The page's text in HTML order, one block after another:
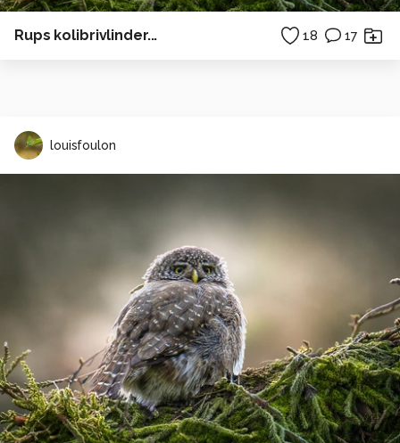
Rups kolibrivlinder... 18 17
louisfoulon